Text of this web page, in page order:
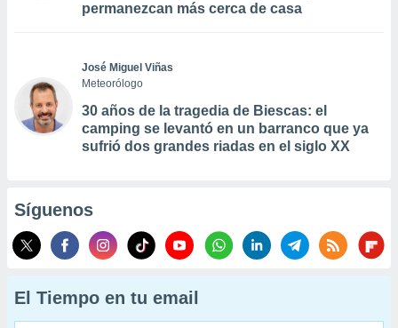
permanezcan más cerca de casa
José Miguel Viñas
Meteorólogo
30 años de la tragedia de Biescas: el
camping se levantó en un barranco que ya
sufrió dos grandes riadas en el siglo XX
Síguenos
El Tiempo en tu email